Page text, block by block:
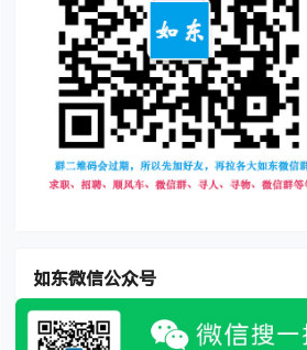
如东微信公众号